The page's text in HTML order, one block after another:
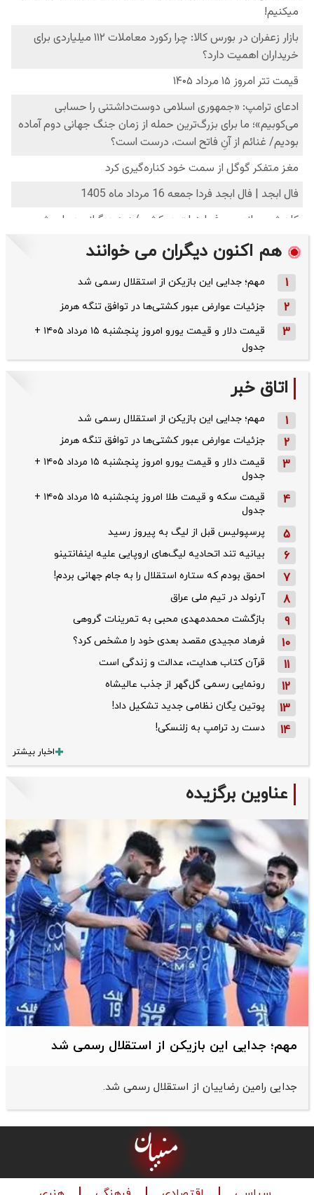
هم اکنون دیگران می خوانند
1 مهم؛ جدایی این بازیکن از استقلال رسمی شد
2 جزئیات عوارض عبور کشتی‌ها در توافق تنگه هرمز
3
قیمت دلار و قیمت یورو امروز پنجشنبه ۱۵ مرداد ۱۴۰۵ +
جدول
اتاق خبر
1 مهم؛ جدایی این بازیکن از استقلال رسمی شد
2 جزئیات عوارض عبور کشتی‌ها در توافق تنگه هرمز
3
قیمت دلار و قیمت یورو امروز پنجشنبه ۱۵ مرداد ۱۴۰۵ +
جدول
4
قیمت سکه و قیمت طلا امروز پنجشنبه ۱۵ مرداد ۱۴۰۵ +
جدول
5 پرسپولیس قبل از لیگ به پیروز رسید
6 بیانیه تند اتحادیه لیگ‌های اروپایی علیه اینفانتینو
7 احمق بودم که ستاره استقلال را به جام جهانی بردم!
8 آرنولد در تیم ملی عراق
9 بازگشت محمدمهدی محبی به تمرینات گروهی
10 فرهاد مجیدی مقصد بعدی خود را مشخص کرد؟
11 قرآن کتاب هدایت، عدالت و زندگی است
12 رونمایی رسمی گل‌گهر از جذب عالیشاه
13 پوتین یگان نظامی جدید تشکیل داد!
14 دست رد ترامپ به زلنسکی!
اخبار بیشتر
عناوین برگزیده
مهم؛ جدایی این بازیکن از استقلال رسمی شد
جدایی رامین رضاییان از استقلال رسمی شد.